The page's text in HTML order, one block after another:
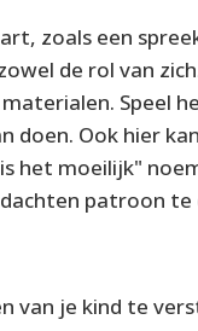
zoals een
de rol van
Speel
doen. Ook hier
het moeilijk"
patroon
van je kind te